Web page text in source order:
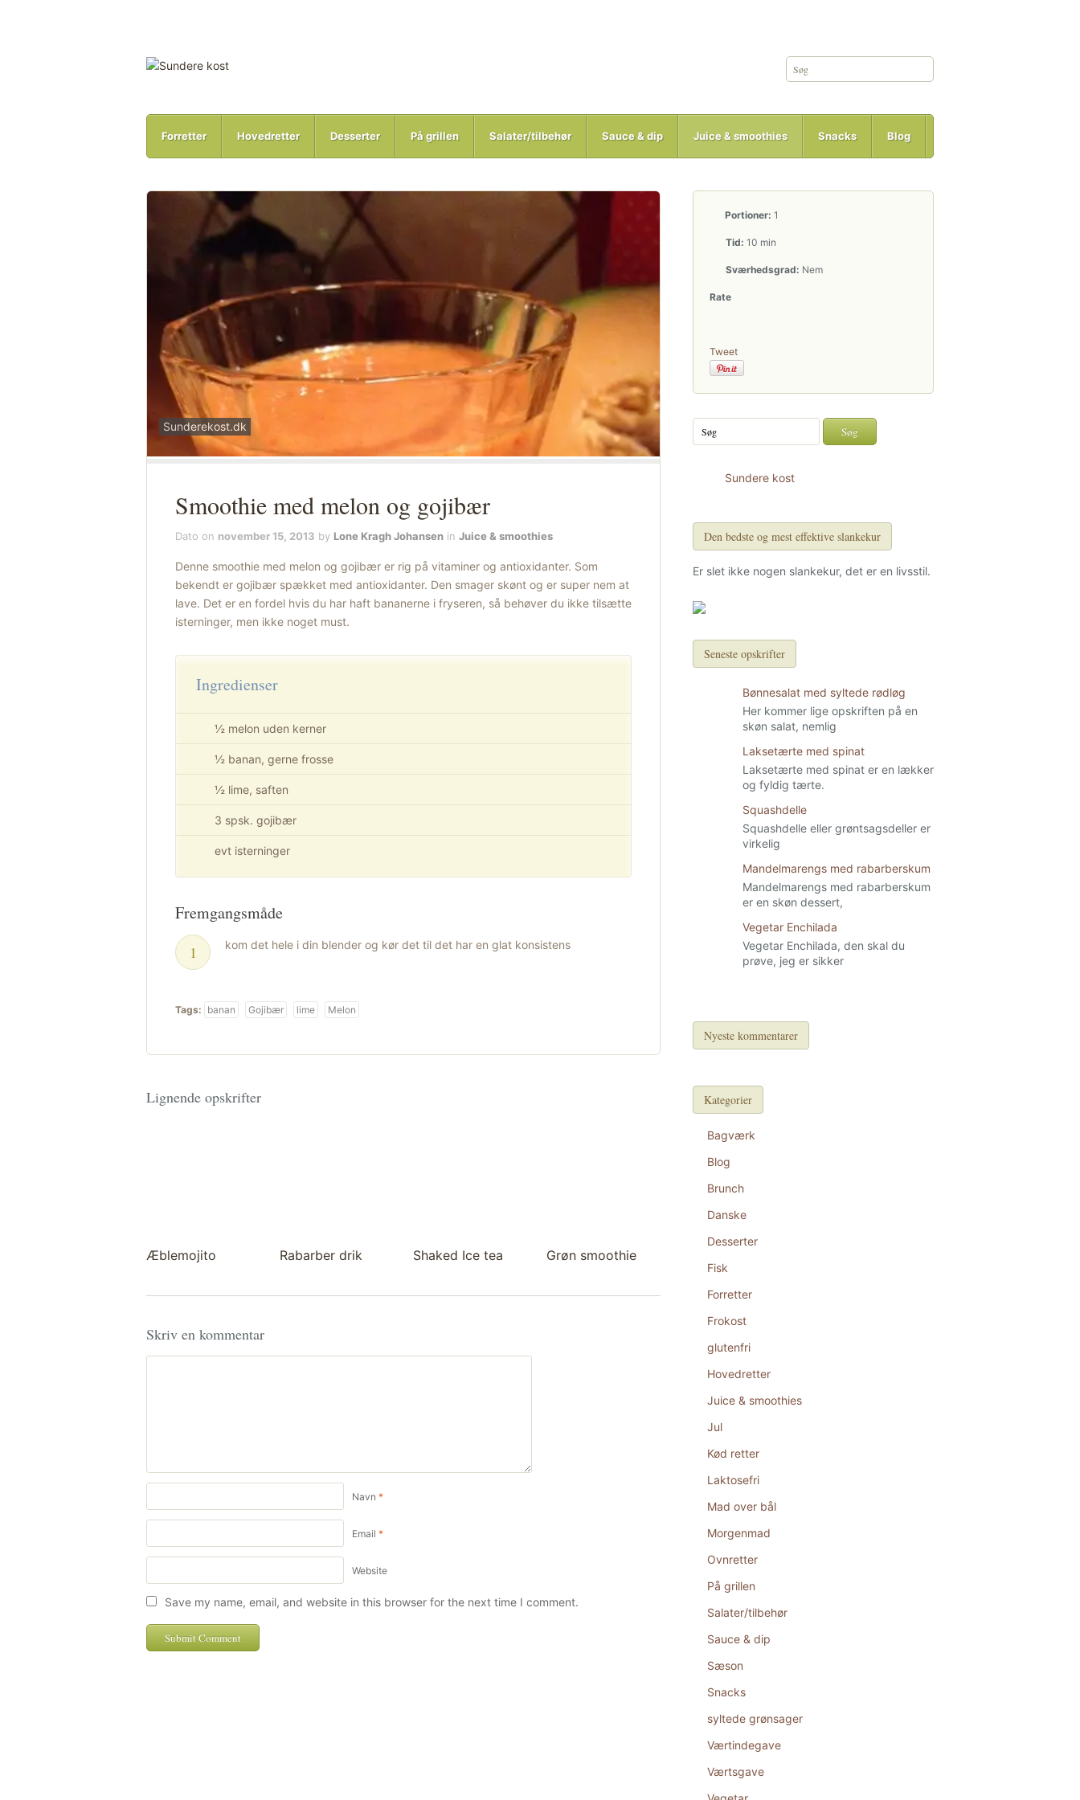
Forretter Hovedretter Desserter På grillen Salater/tilbehør Sauce & dip Juice & smoothies Snacks Blog
Sunderekost.dk
Smoothie med melon og gojibær
Dato on november 15, 2013 by Lone Kragh Johansen in Juice & smoothies
Denne smoothie med melon og gojibær er rig på vitaminer og antioxidanter. Som
bekendt er gojibær spækket med antioxidanter. Den smager skønt og er super nem at
lave. Det er en fordel hvis du har haft bananerne i fryseren, så behøver du ikke tilsætte
isterninger, men ikke noget must.
Ingredienser
½ melon uden kerner
½ banan, gerne frosse
½ lime, saften
3 spsk. gojibær
evt isterninger
Fremgangsmåde
kom det hele i din blender og kør det til det har en glat konsistens
Tags: banan Gojibær lime Melon
Lignende opskrifter
Æblemojito Rabarber drik Shaked Ice tea Grøn smoothie
Skriv en kommentar
Navn *
Email *
Website
Save my name, email, and website in this browser for the next time I comment.
Portioner: 1
Tid: 10 min
Sværhedsgrad: Nem
Rate
Tweet
Sundere kost
Den bedste og mest effektive slankekur
Er slet ikke nogen slankekur, det er en livsstil.
Seneste opskrifter
Bønnesalat med syltede rødløg
Her kommer lige opskriften på en
skøn salat, nemlig
Laksetærte med spinat
Laksetærte med spinat er en lækker
og fyldig tærte.
Squashdelle
Squashdelle eller grøntsagsdeller er
virkelig
Mandelmarengs med rabarberskum
Mandelmarengs med rabarberskum
er en skøn dessert,
Vegetar Enchilada
Vegetar Enchilada, den skal du
prøve, jeg er sikker
Nyeste kommentarer
Kategorier
Bagværk
Blog
Brunch
Danske
Desserter
Fisk
Forretter
Frokost
glutenfri
Hovedretter
Juice & smoothies
Jul
Kød retter
Laktosefri
Mad over bål
Morgenmad
Ovnretter
På grillen
Salater/tilbehør
Sauce & dip
Sæson
Snacks
syltede grønsager
Værtindegave
Værtsgave